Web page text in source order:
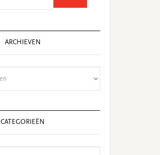
ARCHIEVEN
CATEGORIEËN